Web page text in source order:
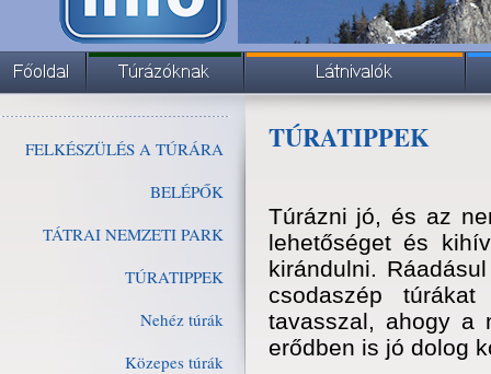
FELKÉSZÜLÉS A TÚRÁRA
BELÉPŐK
TÁTRAI NEMZETI PARK
TÚRATIPPEK
Nehéz túrák
Közepes túrák
TÚRATIPPEK
Túrázni jó, és az
lehetőséget és
kirándulni.
csodaszép
tavasszal, ahogy a
erődben is jó dolog